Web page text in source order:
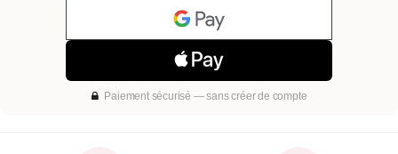
Paiement sécurisé — sans créer de compte